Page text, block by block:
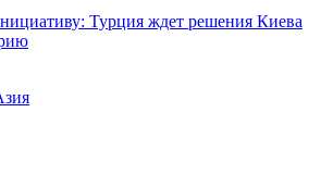
Турция ждет решения Киева